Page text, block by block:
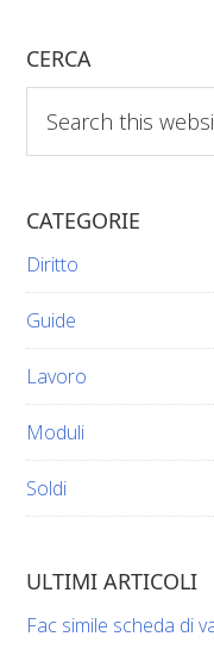
CERCA
this
website
CATEGORIE
Diritto
Guide
Lavoro
Moduli
Soldi
ULTIMI ARTICOLI
Fac simile scheda di